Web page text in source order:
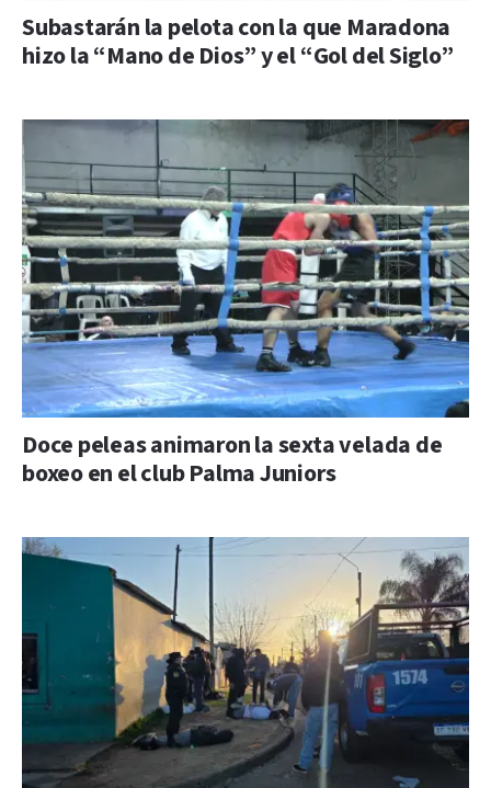
Subastarán la pelota con la que Maradona
hizo la “Mano de Dios” y el “Gol del Siglo”
Doce peleas animaron la sexta velada de
boxeo en el club Palma Juniors